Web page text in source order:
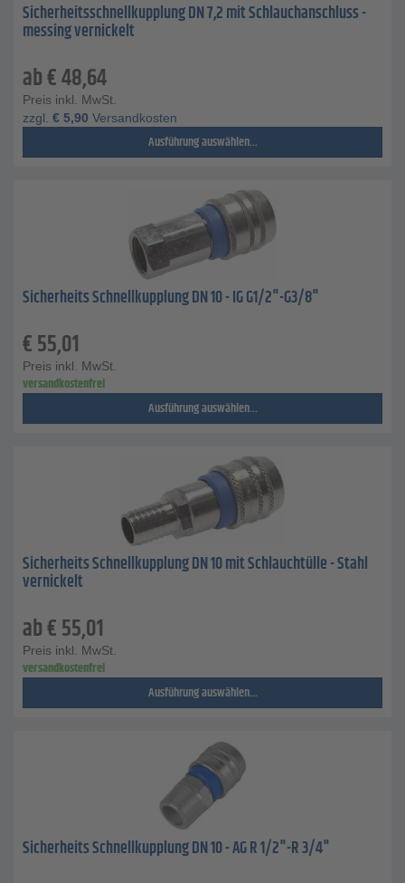
Sicherheitsschnellkupplung DN 7,2 mit Schlauchanschluss -
messing vernickelt
ab€48,64
Preis inkl. MwSt.
zzgl. € 5,90 Versandkosten
Ausführung auswählen...
Sicherheits Schnellkupplung DN 10 - IG G1/2"-G3/8"
€55,01
Preis inkl. MwSt.
versandkostenfrei
Ausführung auswählen...
Sicherheits Schnellkupplung DN 10 mit Schlauchtülle - Stahl
vernickelt
ab€55,01
Preis inkl. MwSt.
versandkostenfrei
Ausführung auswählen...
Sicherheits Schnellkupplung DN 10 - AG R 1/2"-R 3/4"